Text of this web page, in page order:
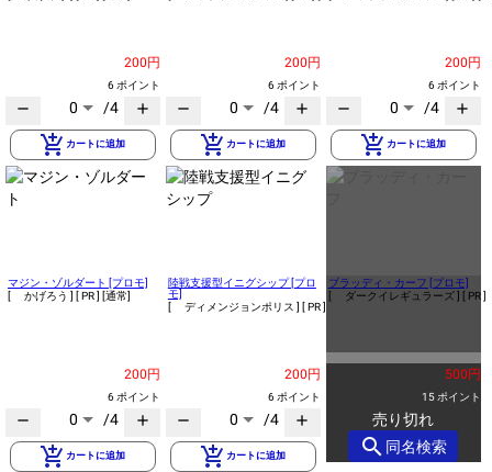
200円
6 ポイント
remove 0 /4 add
add_shopping_cart カートに追加
200円
6 ポイント
remove 0 /4 add
add_shopping_cart カートに追加
200円
6 ポイント
remove 0 /4 add
add_shopping_cart カートに追加
マジン・ゾルダート [プロモ]
[ かげろう ] [ PR ] [通常]
200円
6 ポイント
remove 0 /4 add
add_shopping_cart カートに追加
陸戦支援型イニグシップ [プロ
モ]
[ ディメンジョンポリス ] [ PR ]
200円
6 ポイント
remove 0 /4 add
add_shopping_cart カートに追加
ブラッディ・カーフ [プロモ]
[ ダークイレギュラーズ ] [ PR ]
500円
15 ポイント
売り切れ
search 同名検索